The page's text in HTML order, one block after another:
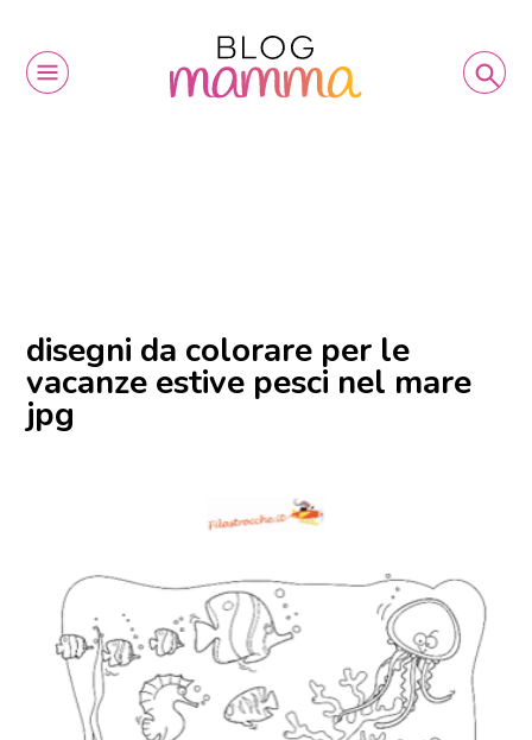
disegni da colorare per le
vacanze estive pesci nel mare
jpg